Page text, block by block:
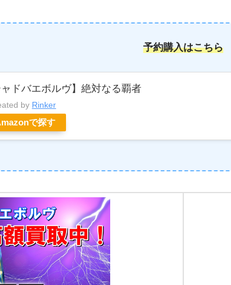
予約購入はこちら
ャドバエボルヴ】絶対なる覇者
by Rinker
で探す